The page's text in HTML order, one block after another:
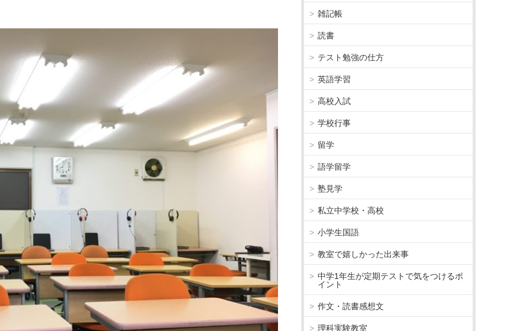
雑記帳
読書
テスト勉強の仕方
英語学習
高校入試
学校行事
留学
語学留学
塾見学
私立中学校・高校
小学生国語
教室で嬉しかった出来事
中学1年生が定期テストで気をつけるポ
イント
作文・読書感想文
理科実験教室